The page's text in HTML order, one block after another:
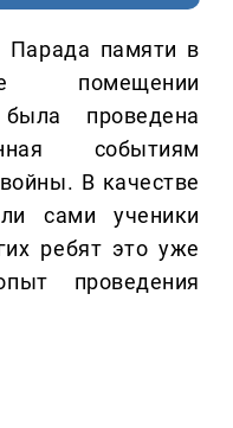
Парада памяти в
помещении
проведена
событиям
В качестве
сами ученики
ребят это уже
проведения